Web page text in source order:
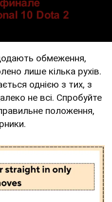
обмеження,
лише кілька рухів.
однією з тих, з
не всі. Спробуйте
положення,